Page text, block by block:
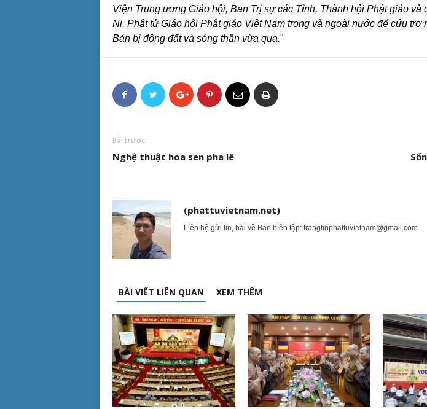
Viện Trung ương Giáo hội, Ban Trị sự các Tỉnh, Thành hội Phật giáo và
Ni, Phật tử Giáo hội Phật giáo Việt Nam trong và ngoài nước để cứu trợ
Bản bị động đất và sóng thần vừa qua."
Bài trước
Nghệ thuật hoa sen pha lê
(phattuvietnam.net)
Liên hệ gửi tin, bài về Ban biên tập: trangtinphattuvietnam@gmail.com
BÀI VIẾT LIÊN QUAN XEM THÊM